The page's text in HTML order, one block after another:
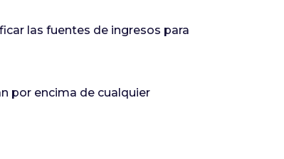
las fuentes de ingresos para
por encima de cualquier